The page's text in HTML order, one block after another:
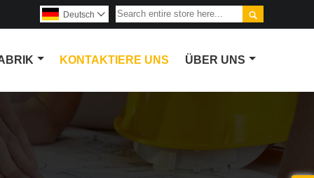

Deutsch 
KONTAKTIERE UNS ÜBER UNS